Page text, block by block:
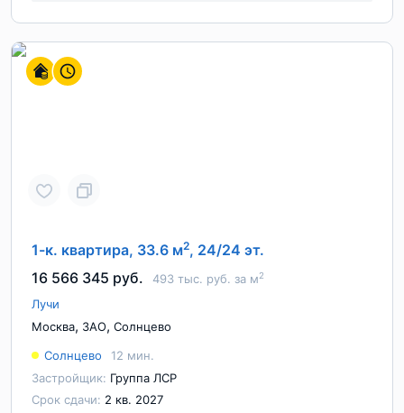
1-к. квартира, 33.6 м2, 24/24 эт.
16 566 345 руб.
493 тыс. руб. за м2
Лучи
Москва, ЗАО, Солнцево
Солнцево
12 мин.
Застройщик: Группа ЛСР
Срок сдачи: 2 кв. 2027